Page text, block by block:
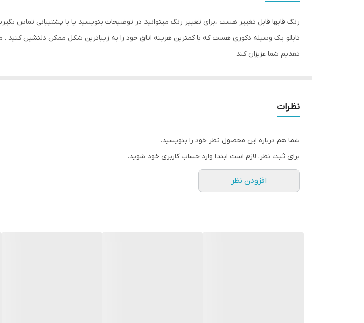
رنگ قابها قابل تغییر هست ،برای تغییر رنگ میتوانید در توضیحات بنویسید یا با پشتیبانی تماس
تابلو یک وسیله دکوری هست که با کمترین هزینه اتاق خود را به زیباترین شکل ممکن دلنشین کنید
تقدیم شما عزیزان کند
نظرات
شما هم درباره این محصول نظر خود را بنویسید.
برای ثبت نظر، لازم است ابتدا وارد حساب کاربری خود شوید.
افزودن نظر